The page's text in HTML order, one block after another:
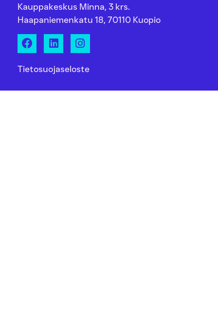
Kauppakeskus Minna, 3 krs.
Haapaniemenkatu 18, 70110 Kuopio
Tietosuojaseloste